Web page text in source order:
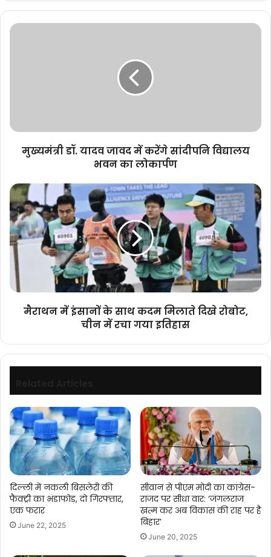
मुख्यमंत्री
भवन
लोकार्पण
मुख्यमंत्री डॉ. यादव जावद में करेंगे सांदीपनि विद्यालय
भवन का लोकार्पण
मैराथन
में
इंसानों
के
साथ
कदम
मिलाते
दिखे
रोबोट,
इतिहास
मैराथन में इंसानों के साथ कदम मिलाते दिखे रोबोट,
चीन में रचा गया इतिहास
दिल्ली में नकली बिसलेरी की
फैक्ट्री का भंडाफोड़, दो गिरफ्तार,
एक फरार
June 22, 2025
सीवान से पीएम मोदी का कांग्रेस-
राजद पर सीधा वार: ‘जंगलराज
खत्म कर अब विकास की राह पर है
बिहार’
June 20, 2025